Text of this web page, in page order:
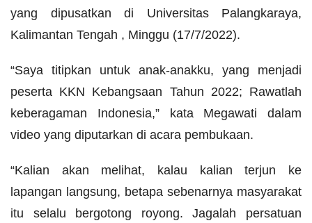
yang dipusatkan di Universitas Palangkaraya,
Kalimantan Tengah , Minggu (17/7/2022).
“Saya titipkan untuk anak-anakku, yang menjadi
peserta KKN Kebangsaan Tahun 2022; Rawatlah
keberagaman Indonesia,” kata Megawati dalam
video yang diputarkan di acara pembukaan.
“Kalian akan melihat, kalau kalian terjun ke
lapangan langsung, betapa sebenarnya masyarakat
itu selalu bergotong royong. Jagalah persatuan